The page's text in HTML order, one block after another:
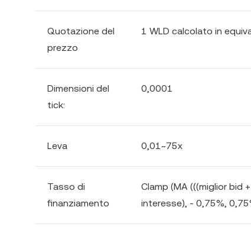
Quotazione del
prezzo
1 WLD calcolato in
Dimensioni del
tick:
0,0001
Leva 0,01~75x
Tasso di
finanziamento
Clamp (MA (((miglior
interesse), - 0,75%,